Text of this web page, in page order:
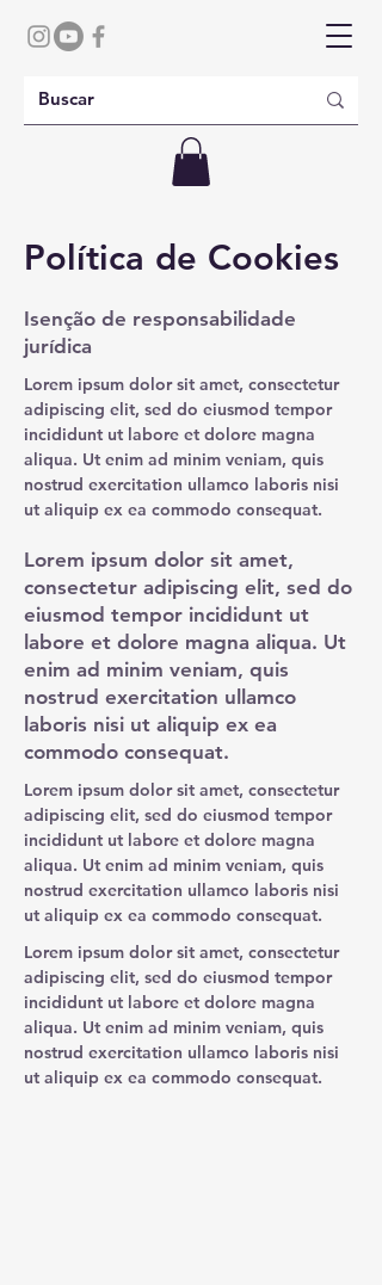
Política de Cookies
Isenção de responsabilidade
jurídica
Lorem ipsum dolor sit amet, consectetur
adipiscing elit, sed do eiusmod tempor
incididunt ut labore et dolore magna
aliqua. Ut enim ad minim veniam, quis
nostrud exercitation ullamco laboris nisi
ut aliquip ex ea commodo consequat.
Lorem ipsum dolor sit amet,
consectetur adipiscing elit, sed do
eiusmod tempor incididunt ut
labore et dolore magna aliqua. Ut
enim ad minim veniam, quis
nostrud exercitation ullamco
laboris nisi ut aliquip ex ea
commodo consequat.
Lorem ipsum dolor sit amet, consectetur
adipiscing elit, sed do eiusmod tempor
incididunt ut labore et dolore magna
aliqua. Ut enim ad minim veniam, quis
nostrud exercitation ullamco laboris nisi
ut aliquip ex ea commodo consequat.
Lorem ipsum dolor sit amet, consectetur
adipiscing elit, sed do eiusmod tempor
incididunt ut labore et dolore magna
aliqua. Ut enim ad minim veniam, quis
nostrud exercitation ullamco laboris nisi
ut aliquip ex ea commodo consequat.